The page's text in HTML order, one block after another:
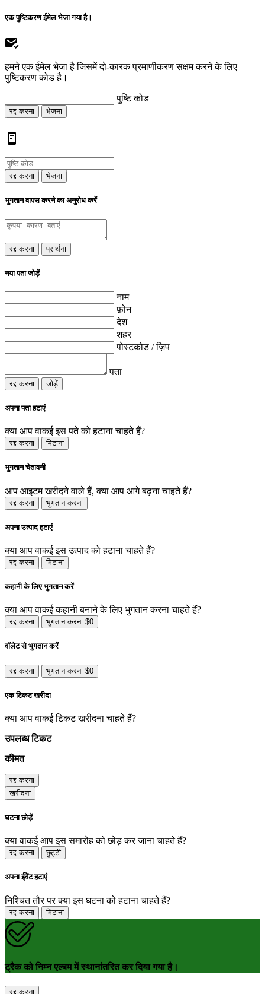
एक पुष्टिकरण ईमेल भेजा गया है।
हमने एक ईमेल भेजा है जिसमें दो-कारक प्रमाणीकरण सक्षम करने के लिए
पुष्टिकरण कोड है।
पुष्टि कोड
रद्द करना भेजना
रद्द करना भेजना
भुगतान वापस करने का अनु्रोध करें
रद्द करना प्रार्थना
नया पता जोड़ें
नाम
फ़ोन
देश
शहर
पोस्टकोड / ज़िप
पता
रद्द करना जोड़ें
अपना पता हटाएं
क्या आप वाकई इस पते को हटाना चाहते हैं?
रद्द करना मिटाना
भुगतान चेतावनी
आप आइटम खरीदने वाले हैं, क्या आप आगे बढ़ना चाहते हैं?
रद्द करना भुगतान करना
अपना उत्पाद हटाएं
क्या आप वाकई इस उत्पाद को हटाना चाहते हैं?
रद्द करना मिटाना
कहानी के लिए भुगतान करें
क्या आप वाकई कहानी बनाने के लिए भुगतान करना चाहते हैं?
रद्द करना भुगतान करना $0
वॉलेट से भुगतान करें
रद्द करना भुगतान करना $0
एक टिकट खरीदा
क्या आप वाकई टिकट खरीदना चाहते हैं?
उपलब्ध टिकट
कीमत
रद्द करना
खरीदना
घटना छोड़ें
क्या वाकई आप इस समारोह को छोड़ कर जाना चाहते हैं?
रद्द करना छुट्टी
अपना ईवेंट हटाएं
निश्चित तौर पर क्या इस घटना को हटाना चाहते हैं?
रद्द करना मिटाना
ट्रैक को निम्न एल्बम में स्थानांतरित कर दिया गया है।
रद्द करना